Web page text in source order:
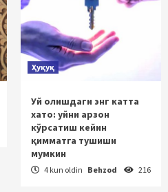
Ҳуқуқ
Уй олишдаги энг катта
хато: уйни арзон
кўрсатиш кейин
қимматга тушиши
мумкин
4 kun oldin Behzod 216